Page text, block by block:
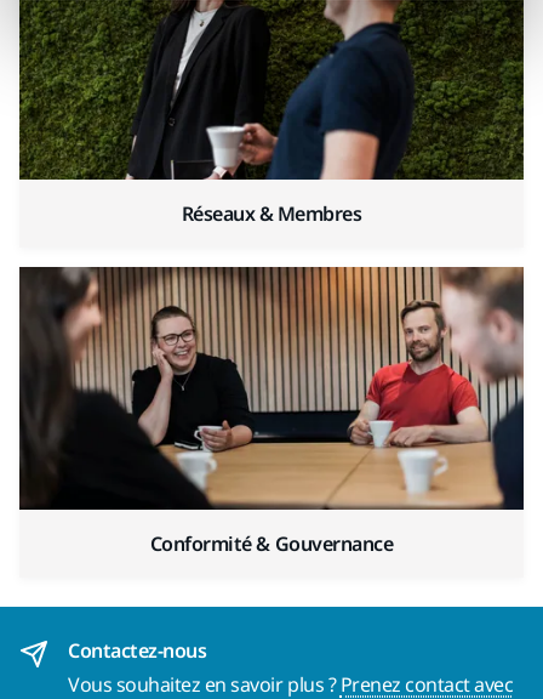
Réseaux & Membres
Conformité & Gouvernance
Contactez-nous
Vous souhaitez en savoir plus ?Prenez contact avec